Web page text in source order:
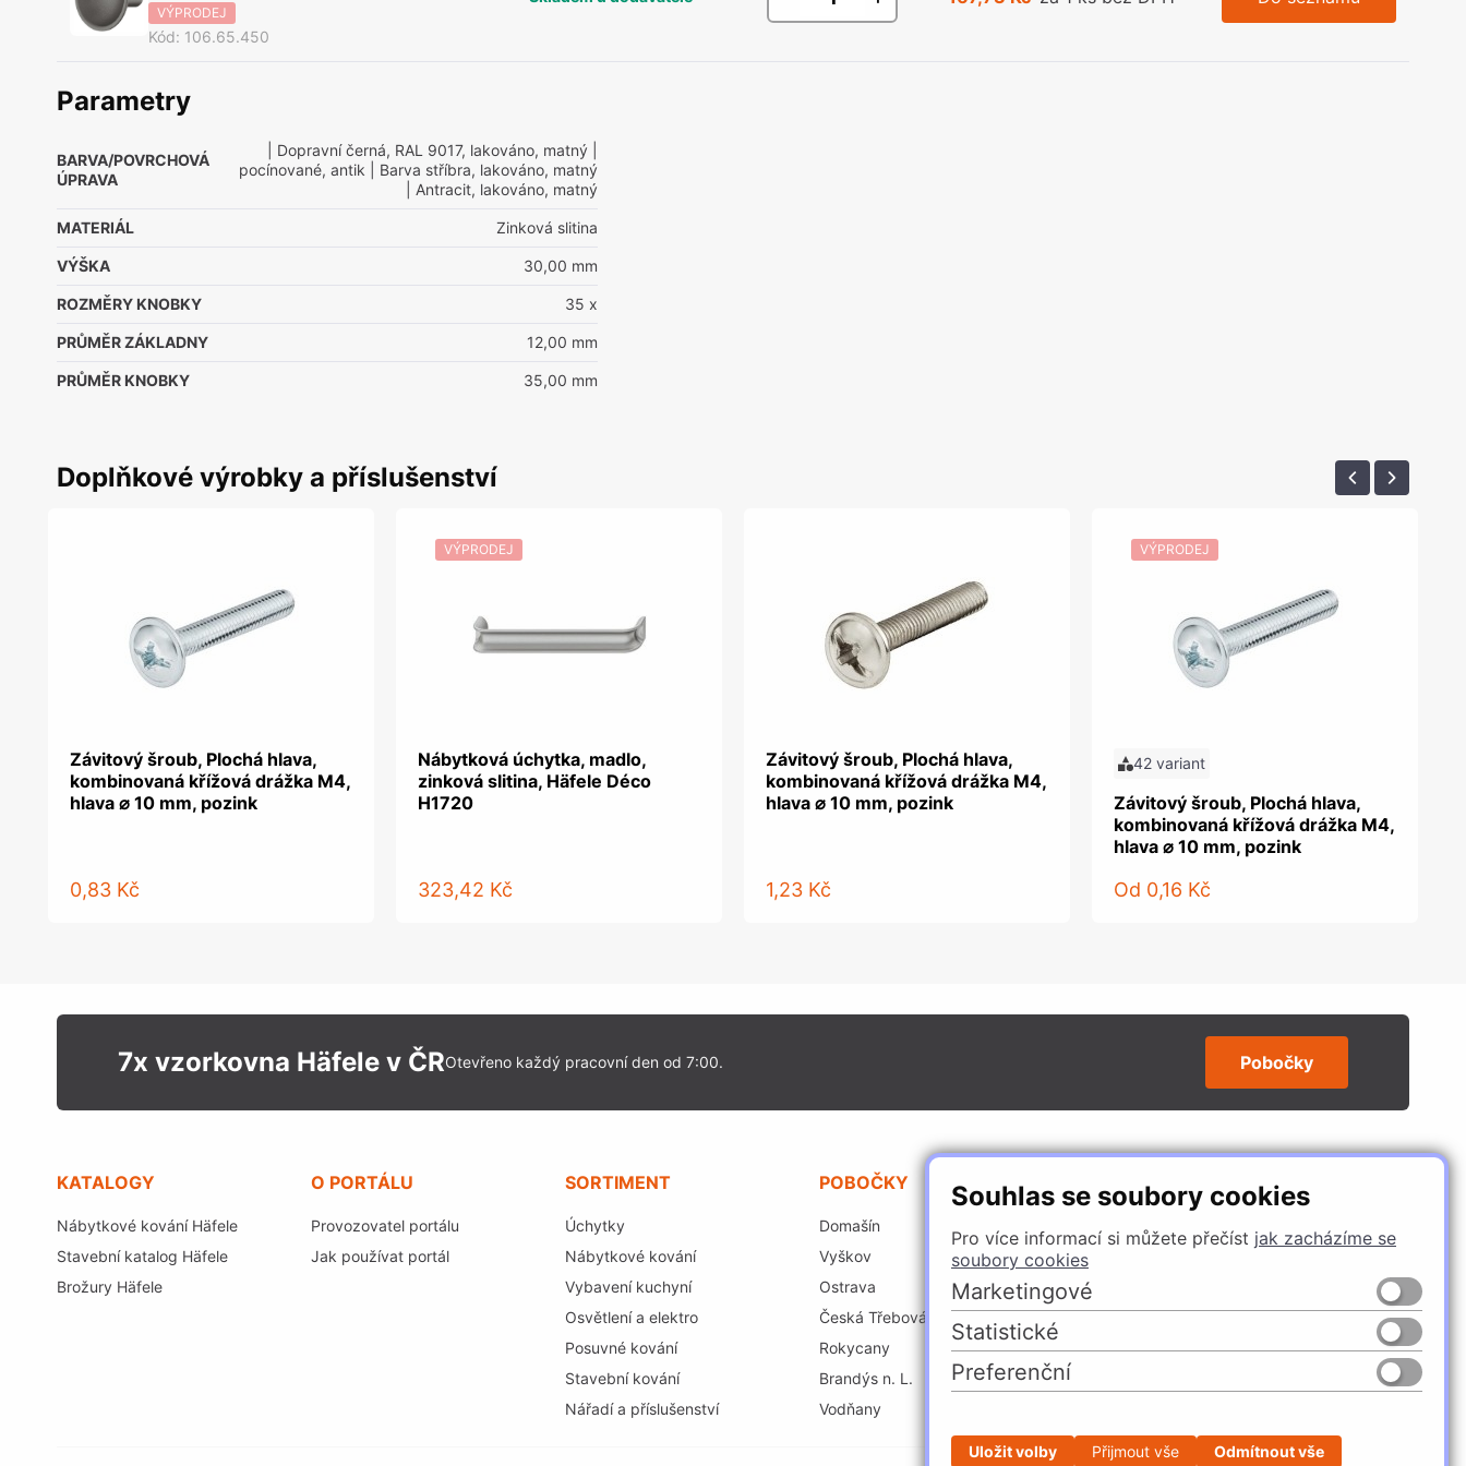
Souhlas se soubory cookies
Pro více informací si můžete přečíst jak zacházíme se
soubory cookies
Marketingové
Statistické
Preferenční
Uložit volby Přijmout vše Odmítnout vše
VÝPRODEJ
Kód: 106.65.450
Parametry
BARVA/POVRCHOVÁ
ÚPRAVA
| Dopravní černá, RAL 9017, lakováno, matný
pocínované, antik | Barva stříbra, lakováno, matný
| Antracit, lakováno, matný
MATERIÁL Zinková slitina
VÝŠKA 30,00 mm
ROZMĚRY KNOBKY 35 x
PRŮMĚR ZÁKLADNY 12,00 mm
PRŮMĚR KNOBKY 35,00 mm
Doplňkové výrobky a příslušenství
Závitový šroub, Plochá hlava,
kombinovaná křížová drážka M4,
hlava ⌀ 10 mm, pozink
0,83 Kč
VÝPRODEJ
Nábytková úchytka, madlo,
zinková slitina, Häfele Déco
H1720
323,42 Kč
Závitový šroub, Plochá hlava,
kombinovaná křížová drážka M4,
hlava ⌀ 10 mm, pozink
1,23 Kč
VÝPRODEJ
42 variant
Závitový šroub, Plochá hlava,
kombinovaná křížová drážka M4,
hlava ⌀ 10 mm, pozink
Od 0,16 Kč
7x vzorkovna Häfele v ČROtevřeno každý pracovní den od 7:00. Pobočky
KATALOGY
Nábytkové kování Häfele
Stavební katalog Häfele
Brožury Häfele
O PORTÁLU
Provozovatel portálu
Jak používat portál
SORTIMENT
Úchytky
Nábytkové kování
Vybavení kuchyní
Osvětlení a elektro
Posuvné kování
Stavební kování
Nářadí a příslušenství
POBOČKY
Domašín
Vyškov
Ostrava
Česká Třebová
Rokycany
Brandýs n. L.
Vodňany
SLEDUJTE NÁS
Česko Slovensko